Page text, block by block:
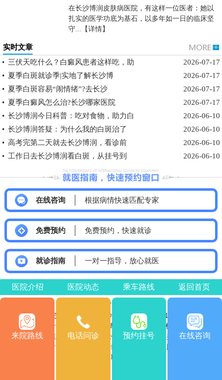
在长沙博润皮肤病医院，有这样一位医者：她以
扎实的医学功底为基石，以多年如一日的临床坚
守...【详情】
实时文章
• 三伏天吃什么？白癜风患者这样吃，助
2026-07-17
• 夏季白斑就诊季|实地了解长沙博
2026-07-17
• 夏季白斑容易“闹情绪”?去长沙
2026-07-17
• 夏季白癜风怎么治?长沙哪家医院
2026-07-17
• 长沙博润今日科普：吃对食物，助力白
2026-06-10
• 长沙博润答疑：为什么我的白斑治了
2026-06-10
• 高考完第二天就去长沙博润，看诊前
2026-06-10
• 工作日去长沙博润看白斑，从挂号到 2026-06-10
在线咨询 根据病情快速匹配专家
免费预约 免费预约，快速就诊
就诊指南 一对一指导，放心就医
医院介绍 医院动态 乘车路线 返回首页
医院电话：0731-85532120
医院地址：湖南省长沙市雨花区车站南715号
Copyright © 2026
长沙博润白癜风医院
版权所有
注：本网站信息仅供参考，不能作为诊断及医疗依据，服用药物
或进行治疗时请遵医嘱。如有转载或引用文章涉及版权问题，请
与我们联系。
来院路线 电话问诊 预约挂号 在线咨询